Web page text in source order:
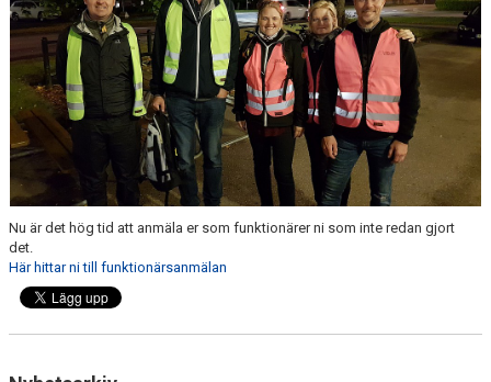
MEDLEMSANSÖKAN/PROVA-PÅ
MEDLEMSAVGIFTER
RESULTAT/STATISTIK
Nu är det hög tid att anmäla er som funktionärer ni som inte redan gjort
det.
Här hittar ni till funktionärsanmälan